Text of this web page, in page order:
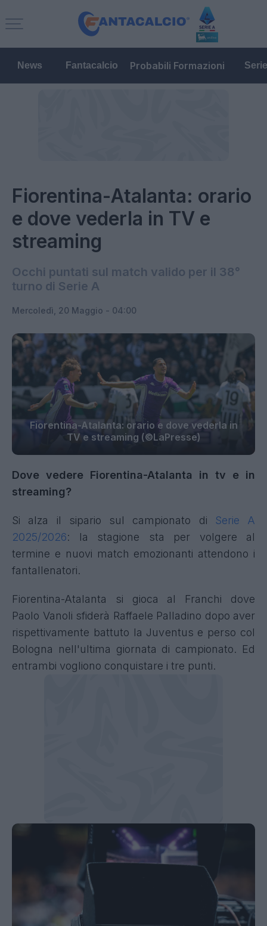
News Fantacalcio Probabili Formazioni
Fiorentina-Atalanta: orario
e dove vederla in TV e
streaming
Occhi puntati sul match valido per il 38°
turno di Serie A
Mercoledì, 20 Maggio - 04:00
Fiorentina-Atalanta: orario e dove vederla in
TV e streaming (©LaPresse)
Dove vedere Fiorentina-Atalanta in tv e in
streaming?
Si alza il sipario sul campionato di Serie A
2025/2026: la stagione sta per volgere al
termine e nuovi match emozionanti attendono i
fantallenatori.
Fiorentina-Atalanta si gioca al Franchi dove
Paolo Vanoli sfiderà Raffaele Palladino dopo aver
rispettivamente battuto la Juventus e perso col
Bologna nell'ultima giornata di campionato. Ed
entrambi vogliono conquistare i tre punti.